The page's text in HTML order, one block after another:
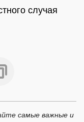
случая
самые важные и